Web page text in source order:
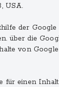
USA.
der Google
über die
von
für einen